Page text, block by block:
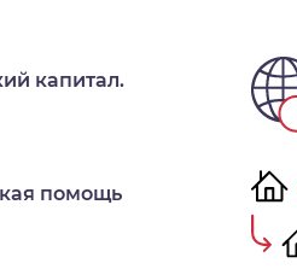
капитал.
помощь